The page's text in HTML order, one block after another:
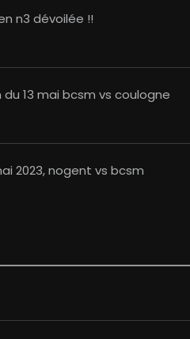
n3 dévoilée !!
13 mai bcsm vs coulogne
2023, nogent vs bcsm